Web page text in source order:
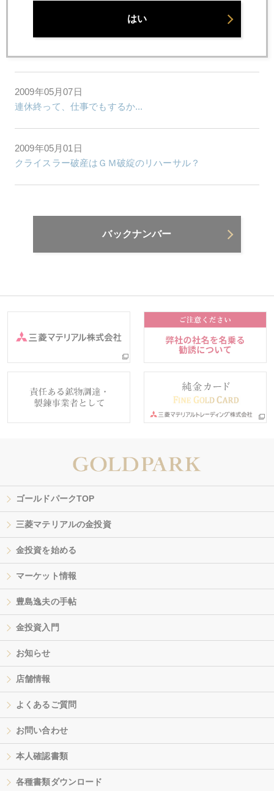
2009年05月08日
2009年05月07日
連休終って、仕事でもするか...
2009年05月01日
クライスラー破産はＧＭ破綻のリハーサル？
バックナンバー
ゴールドパークTOP
三菱マテリアルの金投資
金投資を始める
マーケット情報
豊島逸夫の手帖
金投資入門
お知らせ
店舗情報
よくあるご質問
お問い合わせ
本人確認書類
各種書類ダウンロード
はい